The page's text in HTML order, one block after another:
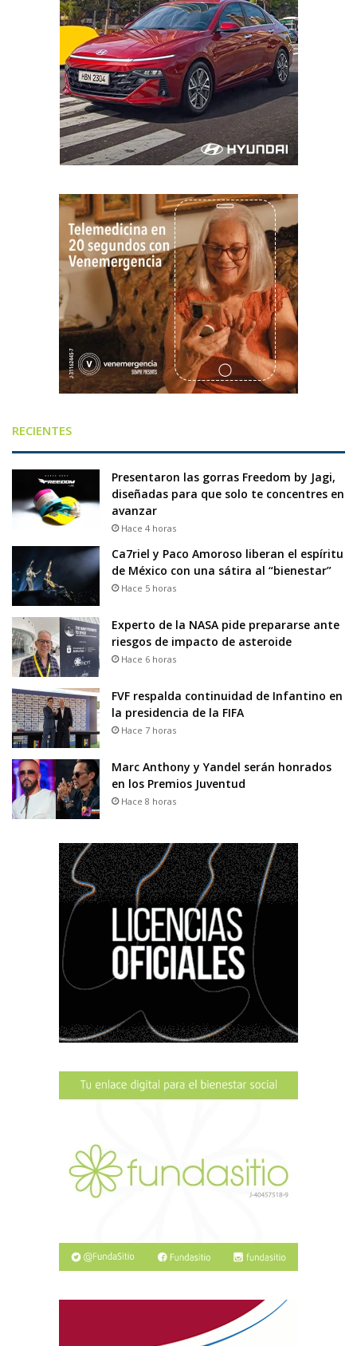
RECIENTES
Presentaron las gorras Freedom by Jagi,
diseñadas para que solo te concentres en
avanzar
Hace 4 horas
Ca7riel y Paco Amoroso liberan el espíritu
de México con una sátira al “bienestar”
Hace 5 horas
Experto de la NASA pide prepararse ante
riesgos de impacto de asteroide
Hace 6 horas
FVF respalda continuidad de Infantino en
la presidencia de la FIFA
Hace 7 horas
Marc Anthony y Yandel serán honrados
en los Premios Juventud
Hace 8 horas